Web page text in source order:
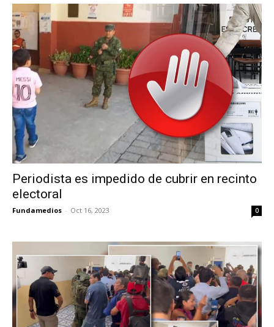
Periodista es impedido de cubrir en recinto
electoral
Fundamedios - Oct 16, 2023 0